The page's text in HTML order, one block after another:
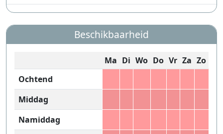
Beschikbaarheid
Ma Di Wo Do Vr Za Zo
Ochtend
Middag
Namiddag